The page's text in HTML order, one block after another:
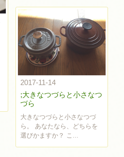
2017-11-14
;大きなつづらと小さなつ
づら
大きなつづらと小さなつづ
ら。 あなたなら、どちらを
選びかますか？ こ...